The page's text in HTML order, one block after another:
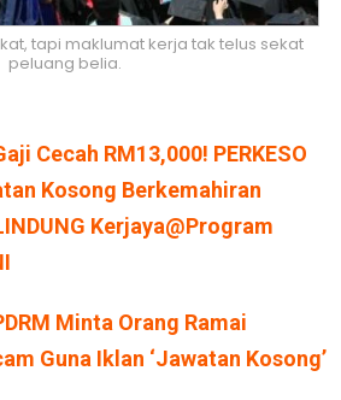
tapi maklumat kerja tak telus sekat
peluang belia.
Cecah RM13,000! PERKESO
Kosong Berkemahiran
Kerjaya@Program
Minta Orang Ramai
Guna Iklan ‘Jawatan Kosong’